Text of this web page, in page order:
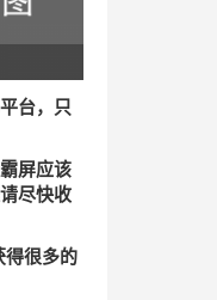
台，只
屏应该
尽快收
得很多的